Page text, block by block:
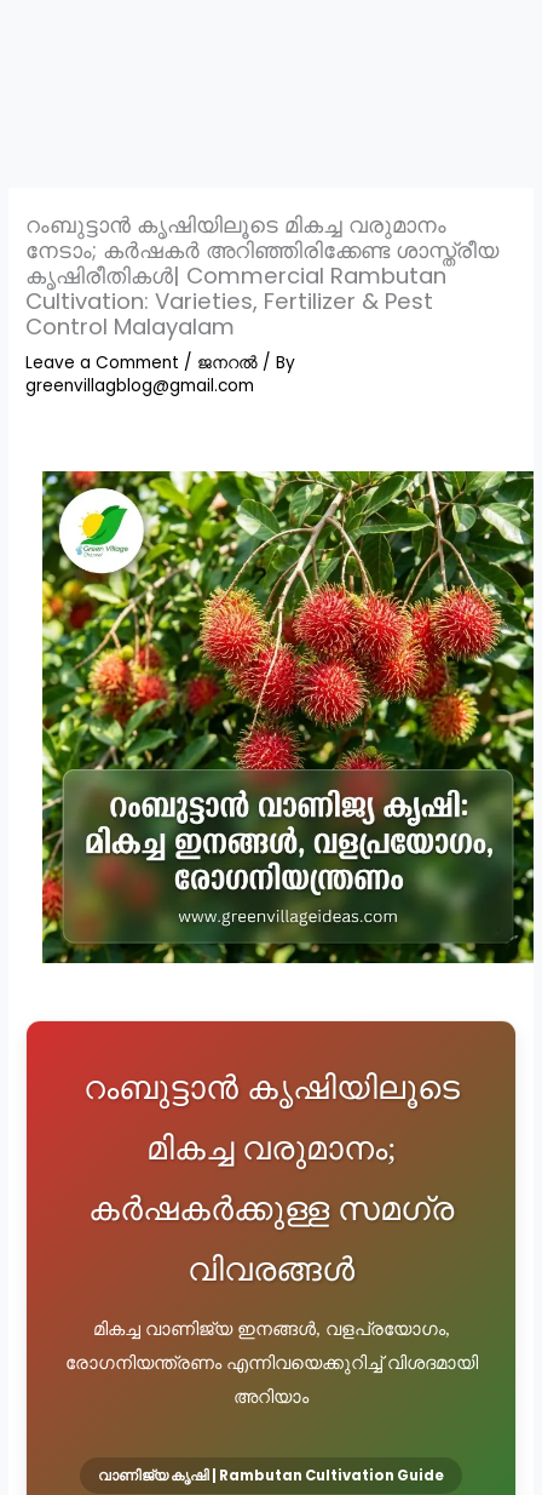
റംബുട്ടാൻ കൃഷിയിലൂടെ മികച്ച വരുമാനം
നേടാം; കർഷകർ അറിഞ്ഞിരിക്കേണ്ട ശാസ്ത്രീയ
കൃഷിരീതികൾ| Commercial Rambutan
Cultivation: Varieties, Fertilizer & Pest
Control Malayalam
Leave a Comment / ജനറൽ / By
greenvillagblog@gmail.com
റംബുട്ടാൻ കൃഷിയിലൂടെ
മികച്ച വരുമാനം;
കർഷകർക്കുള്ള സമഗ്ര
വിവരങ്ങൾ
മികച്ച വാണിജ്യ ഇനങ്ങൾ, വളപ്രയോഗം,
രോഗനിയന്ത്രണം എന്നിവയെക്കുറിച്ച് വിശദമായി
അറിയാം
വാണിജ്യ കൃഷി | Rambutan Cultivation Guide